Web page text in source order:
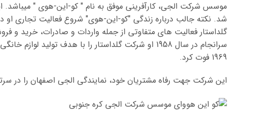
گلداستار فعالیت های متفاوتی از جمله واردات و صادرات، خرید
سرانجام در سال 1958 او شرکت گلداستار را با هدف
1969 فوت کرد.
این شرکت جهت رفاه مشتریان خود، نمایندگی الجی اصفهان را در